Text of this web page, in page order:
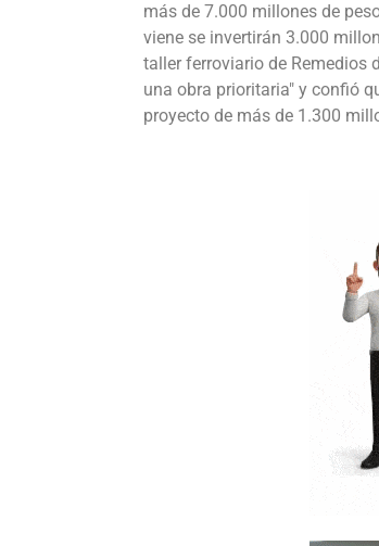
más de 7.000 millones de
viene se invertirán 3.000
taller ferroviario de Remedios
una obra prioritaria" y confió
proyecto de más de 1.300